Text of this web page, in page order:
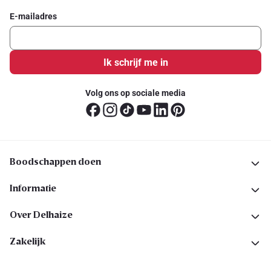
E-mailadres
Ik schrijf me in
Volg ons op sociale media
Boodschappen doen
Informatie
Over Delhaize
Zakelijk